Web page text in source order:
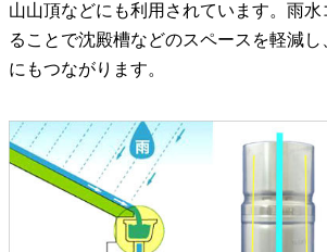
山山頂などにも利用されています。雨
ることで沈殿槽などのスペースを軽減
にもつながります。